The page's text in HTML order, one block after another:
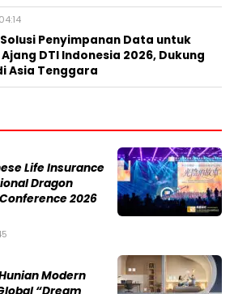
Solusi Penyimpanan Data untuk
DTI Indonesia 2026, Dukung
Asia Tenggara
Life Insurance
Dragon
2026
Modern